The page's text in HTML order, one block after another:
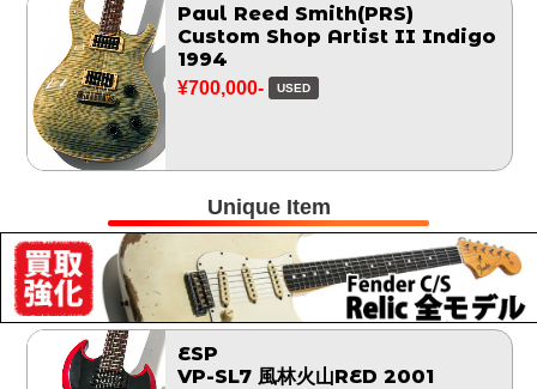
Paul Reed Smith(PRS)
Custom Shop Artist II Indigo
1994
¥700,000- USED
Unique Item
ESP
VP-SL7 風林火山RED 2001